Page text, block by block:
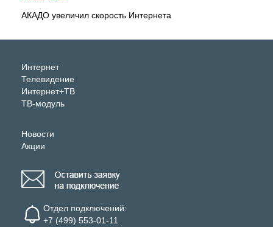
АКАДО увеличил скорость Интернета
Интернет
Телевидение
Интернет+ТВ
ТВ-модуль
Новости
Акции
Отдел подключений:
+7 (499) 553-01-11